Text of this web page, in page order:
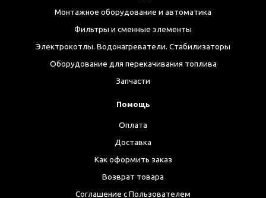
Монтажное оборудование и автоматика
Фильтры и сменные элементы
Электрокотлы. Водонагреватели. Стабилизаторы
Оборудование для перекачивания топлива
Запчасти
Помощь
Оплата
Доставка
Как оформить заказ
Возврат товара
Соглашение с Пользователем